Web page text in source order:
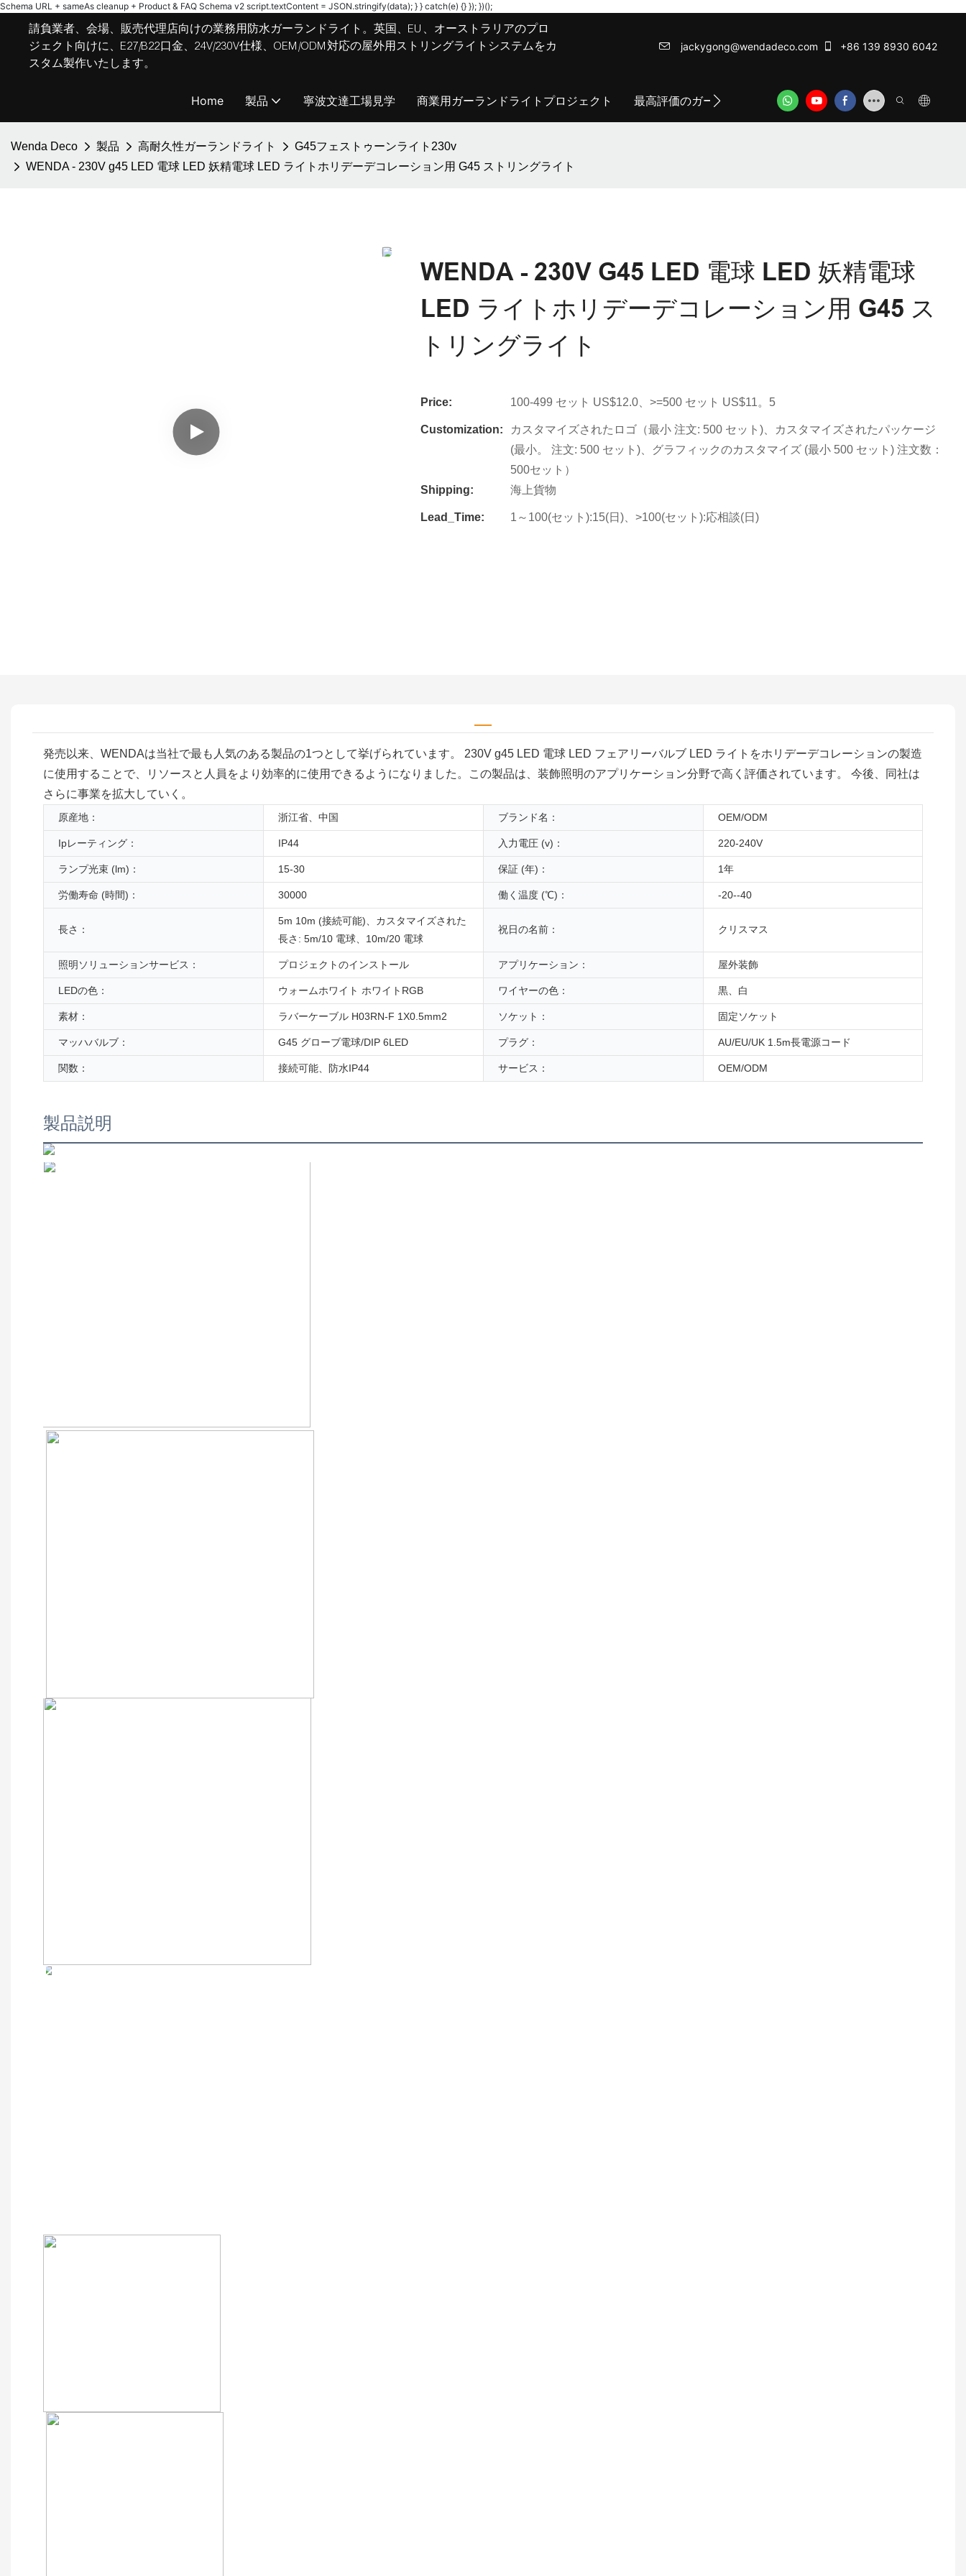
Schema URL + sameAs cleanup + Product & FAQ Schema v2 script.textContent = JSON.stringify(data); } } catch(e) {} }); })();
請負業者、会場、販売代理店向けの業務用防水ガーランドライト。英国、EU、オーストラリアのプロ
ジェクト向けに、E27/B22口金、24V/230V仕様、OEM/ODM対応の屋外用ストリングライトシステムをカ
スタム製作いたします。
jackygong@wendadeco.com​​​​​​​ +86 139 8930 6042
Home 製品 寧波文達工場見学 商業用ガーランドライトプロジェクト 最高評価のガーランドライト ODM/OEM SERVICE
Wenda Deco 製品 高耐久性ガーランドライト
G45フェストゥーンライト230v
WENDA - 230V g45 LED 電球 LED 妖精電球 LED ライトホリデーデコレーション用 G45 ストリングライト
WENDA - 230V G45 LED 電球 LED 妖精電球
LED ライトホリデーデコレーション用 G45 ス
トリングライト
Price: 100-499 セット US$12.0、>=500 セット US$11。5
Customization:
カスタマイズされたロゴ（最小 注文: 500 セット)、カスタマイズされたパッケージ
(最小。 注文: 500 セット)、グラフィックのカスタマイズ (最小 500 セット) 注文数：
500セット）
Shipping:
海上貨物
Lead_Time: 1～100(セット):15(日)、>100(セット):応相談(日)
発売以来、WENDAは当社で最も人気のある製品の1つとして挙げられています。 230V g45 LED 電球 LED フェアリーバルブ LED ライトをホリデーデコレーションの製造
に使用することで、リソースと人員をより効率的に使用できるようになりました。この製品は、装飾照明のアプリケーション分野で高く評価されています。 今後、同社は
さらに事業を拡大していく。
原産地： 浙江省、中国 ブランド名： OEM/ODM
Ipレーティング： IP44 入力電圧 (v)： 220-240V
ランプ光束 (lm)： 15-30 保証 (年)： 1年
労働寿命 (時間)： 30000 働く温度 (℃)： -20--40
長さ：
5m 10m (接続可能)、カスタマイズされた
長さ: 5m/10 電球、10m/20 電球
祝日の名前： クリスマス
照明ソリューションサービス： プロジェクトのインストール アプリケーション： 屋外装飾
LEDの色： ウォームホワイト ホワイトRGB ワイヤーの色： 黒、白
素材： ラバーケーブル H03RN-F 1X0.5mm2 ソケット： 固定ソケット
マッハバルブ： G45 グローブ電球/DIP 6LED プラグ： AU/EU/UK 1.5m長電源コード
関数： 接続可能、防水IP44 サービス： OEM/ODM
製品説明